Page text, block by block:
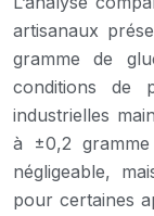
artisanaux
gramme de
conditions de
industrielles
à ±0,2
négligeable,
pour certaines